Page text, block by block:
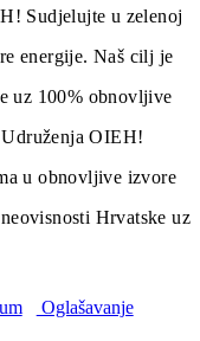
Sudjelujte u zelenoj
energije. Naš cilj je
uz 100% obnovljive
Udruženja OIEH!
u obnovljive izvore
Hrvatske uz
Oglašavanje